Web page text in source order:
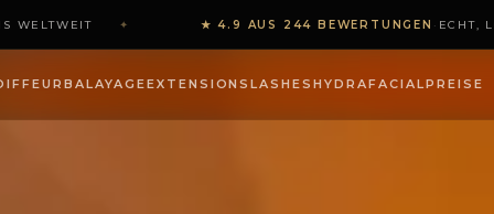
WELTWEIT ★ 4.9 AUS 244 BEWERTUNGEN·ECHT,
BALAYAGEEXTENSIONSLASHESHYDRAFACIALPREISE
CHROME, MILKY &…